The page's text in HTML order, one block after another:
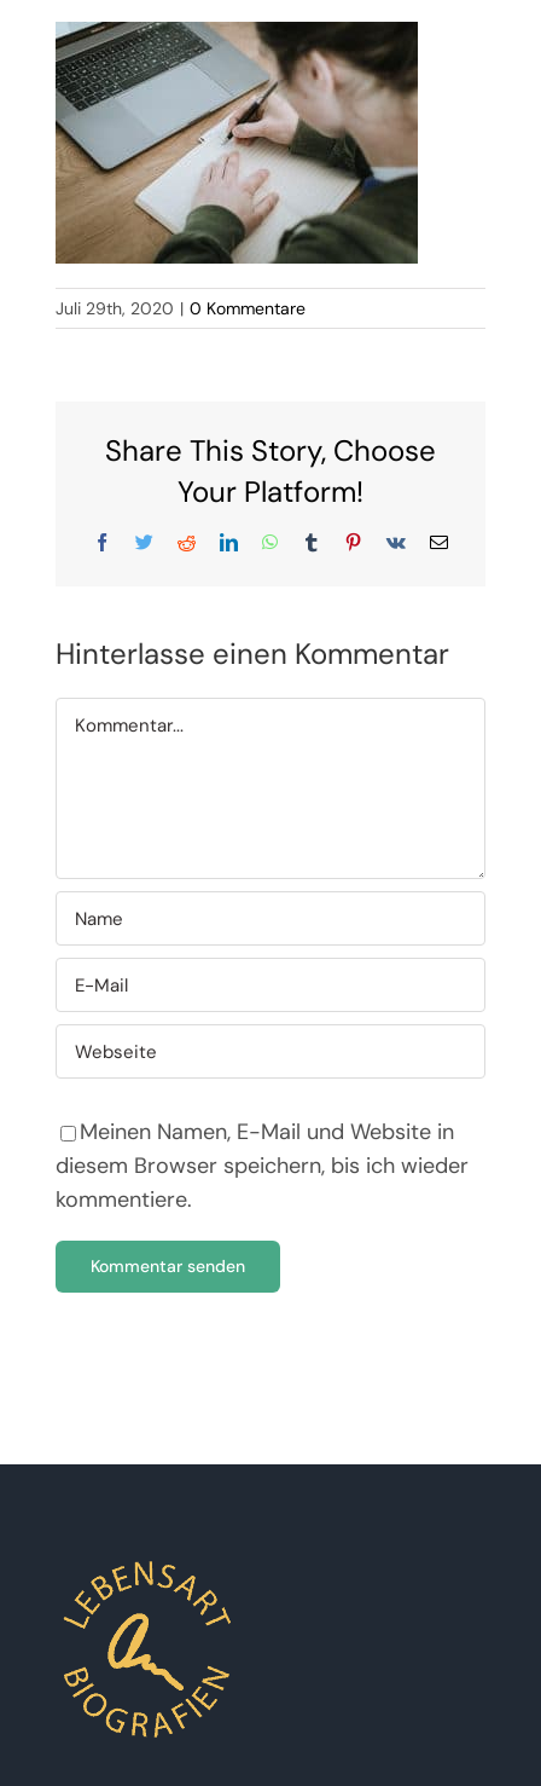
Juli 29th, 2020 | 0 Kommentare
Share This Story, Choose
Your Platform!
Facebook
TwitterRedditLinkedInWhatsApp
TumblrPinterest
Vk
E-
Hinterlasse einen Kommentar
Kommentar
Meinen Namen, E-Mail und Website in
diesem Browser speichern, bis ich wieder
kommentiere.